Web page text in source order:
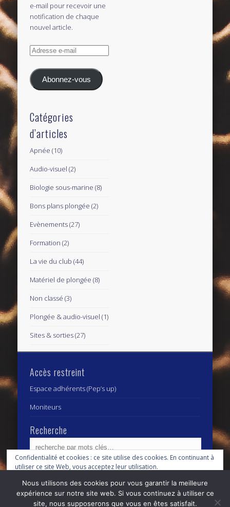
e-mail pour recevoir une
notification de chaque
nouvel article.
Adresse
mail
Abonnez-vous
Catégories
d’articles
Apnée (10)
Audio-visuel (2)
Biologie sous-marine (8)
Bons plans plongée (2)
Evènements(27)
Formation (2)
La vie du club (44)
Matériel de plongée (8)
Non classé (3)
Plongée & audio-visuel (1)
Sites & sorties(27)
Accès restreint
Espace adhérents (Pep’s up)
Moniteurs
Recherche
Archives
Archives
Confidentialité et cookies : ce site utilise des cookies. En continuant à
utiliser ce site Web, vous acceptez leur utilisation.
Pour en savoir plus, notamment sur la façon de contrôler les cookies,
consultez :Politique relative aux cookies
Nous utilisons des cookies pour vous garantir la meilleure
expérience sur notre site web. Si vous continuez à utiliser ce
site, nous supposerons que vous en êtes satisfait.